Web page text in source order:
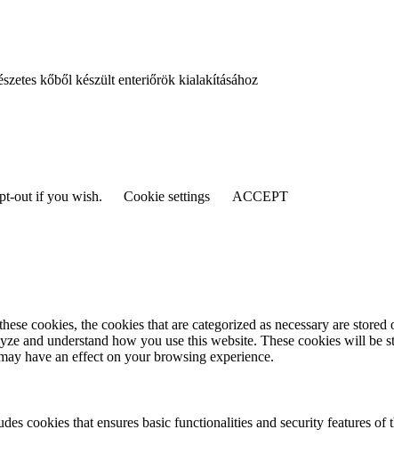
kőből készült enteriőrök kialakításához
out if you wish. Cookie settings ACCEPT
cookies, the cookies that are categorized as necessary are stored
and understand how you use this website. These cookies will
have an effect on your browsing experience.
cookies that ensures basic functionalities and security features of